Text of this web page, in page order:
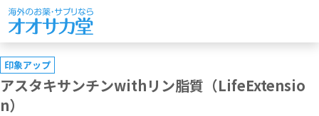
印象アップ
アスタキサンチンwithリン脂質（LifeExtensio
n）